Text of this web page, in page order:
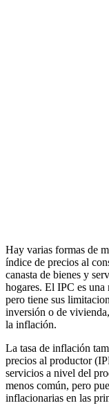
Hay varias formas de
índice de precios al
canasta de bienes y
hogares. El IPC es
pero tiene sus
inversión o de
la inflación.
La tasa de inflación
precios al productor
servicios a nivel del
menos común, pero
inflacionarias en las